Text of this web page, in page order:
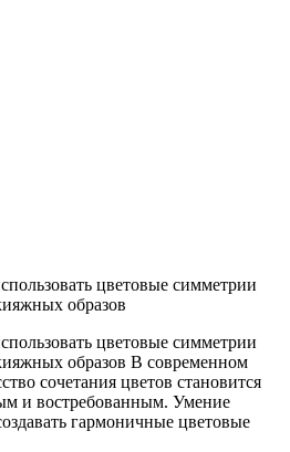
цветовые симметрии
образов
цветовые симметрии
образов В современном
сочетания цветов становится
и востребованным. Умение
гармоничные цветовые